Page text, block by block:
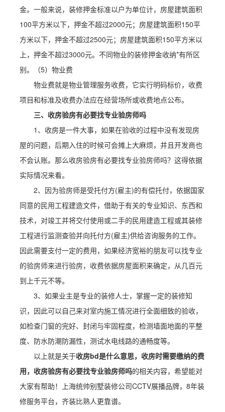
金。一般来说，装修押金标准以户为单位计，房屋建筑面积
100平方米以下，押金不超过2000元；房屋建筑面积150平
方米以下，押金不超过2500元；房屋建筑面积150平方米以
上，押金不超过3000元。不同物业的装修押金收纳*有所区
别。（5）物业费
物业费就是物业管理服务收费，它实行明码标价，收费
项目和标准及收费办法应在经营场所或收费地点公布。
三、收房验房有必要找专业验房师吗
1、收房是一件大事，如果在验收的过程中没有发现房
屋的问题，后期入住的时候可会摊上大麻烦，并且开发商也
不会认账。那么收房验房有必要找专业验房师吗？这得依据
实际情况来看。
2、因为验房师是受托付方(雇主)的有偿托付，依据国家
同意的民用工程建造文件，借助于有关的专业知识、东西和
技术，对竣工并将交付使用或二手的民用建造工程或其装修
工程进行监测查验并向托付方(雇主)供给咨询服务的工作。
因此需要支付一定的费用，如果经济宽裕的朋友可以找专业
的验房师来进行验房，收费依据房屋面积来确定，从几百元
到上千元不等。
3、如果业主是专业的装修人士，掌握一定的装修知
识，因此可以自己来对室内施工情况进行全面细致的验收，
如检查门窗的完好、封闭与牢固程度，检测墙面地面的平整
度、防水防潮防漏性，测试水电线路的通畅度等。
以上就是关于收房bd是什么意思，收房时需要缴纳的费
用，收房验房有必要找专业验房师吗的相关内容，希望能对
大家有帮助！上海统帅别墅装修公司CCTV展播品牌，8年装
修服务平台，齐装比熟人更靠谱。